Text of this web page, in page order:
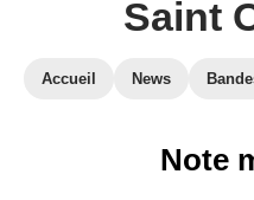
Saint
Accueil News
Note